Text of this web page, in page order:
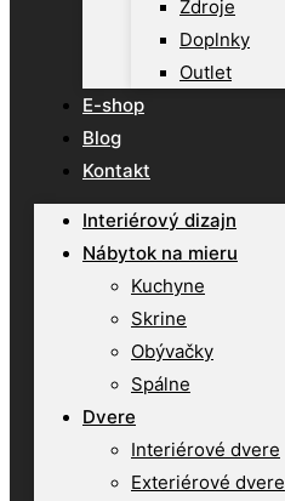
Zdroje
Doplnky
Outlet
E-shop
Blog
Kontakt
Interiérový dizajn
Nábytok na mieru
Kuchyne
Skrine
Obývačky
Spálne
Dvere
Interiérové dvere
Exteriérové dvere